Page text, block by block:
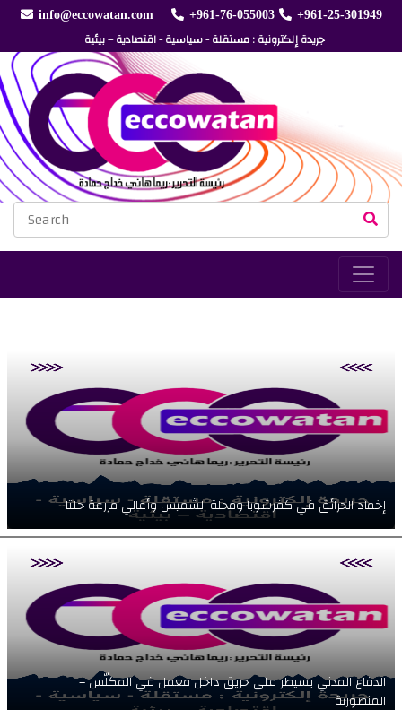
info@eccowatan.com +961-76-055003 +961-25-301949
جريدة إلكترونية : مستقلة - سياسية - اقتصادية – بيئية
إخماد الحرائق في كفرشوبا ومحلة الشميس وأعالي مزرعة حلتا
الدفاع المدني يسيطر على حريق داخل معمل في المكلّس –
المنصورية